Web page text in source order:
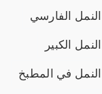
الفارسي
الكبير
في المطبخ